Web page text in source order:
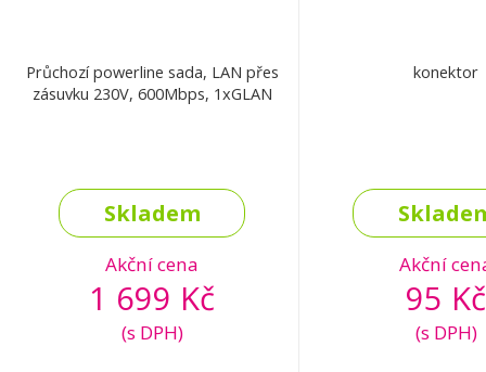
Průchozí powerline sada, LAN přes
zásuvku 230V, 600Mbps, 1xGLAN
Skladem
Akční cena
1 699 Kč
(s DPH)
konektor
Akční
95 Kč
(s DPH)